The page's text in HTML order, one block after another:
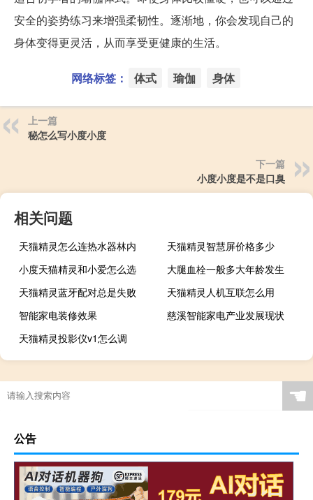
安全的姿势练习来增强柔韧性。逐渐地，你会发现自己的
身体变得更灵活，从而享受更健康的生活。
网络标签： 体式 瑜伽 身体
上一篇
秘怎么写小度小度
下一篇
小度小度是不是口臭
相关问题
天猫精灵怎么连热水器林内
天猫精灵智慧屏价格多少
小度天猫精灵和小爱怎么选
大腿血栓一般多大年龄发生
天猫精灵蓝牙配对总是失败
天猫精灵人机互联怎么用
智能家电装修效果
慈溪智能家电产业发展现状
天猫精灵投影仪v1怎么调
☚
公告